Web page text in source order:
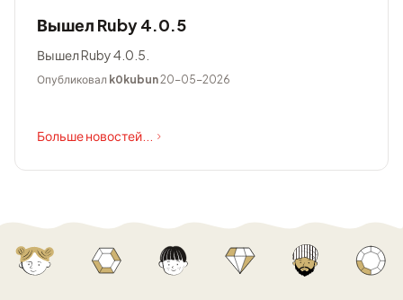
Вышел Ruby 4.0.5
Вышел Ruby 4.0.5.
Опубликовал k0kubun20-05-2026
Больше новостей...